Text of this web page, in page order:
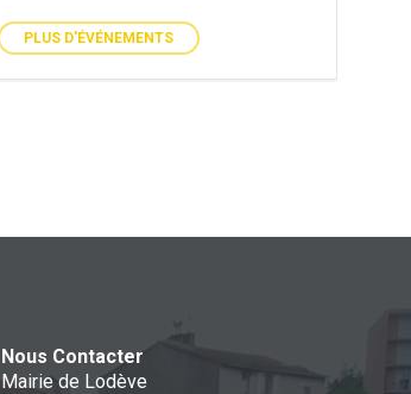
PLUS D'ÉVÉNEMENTS
Nous Contacter
Mairie de Lodève